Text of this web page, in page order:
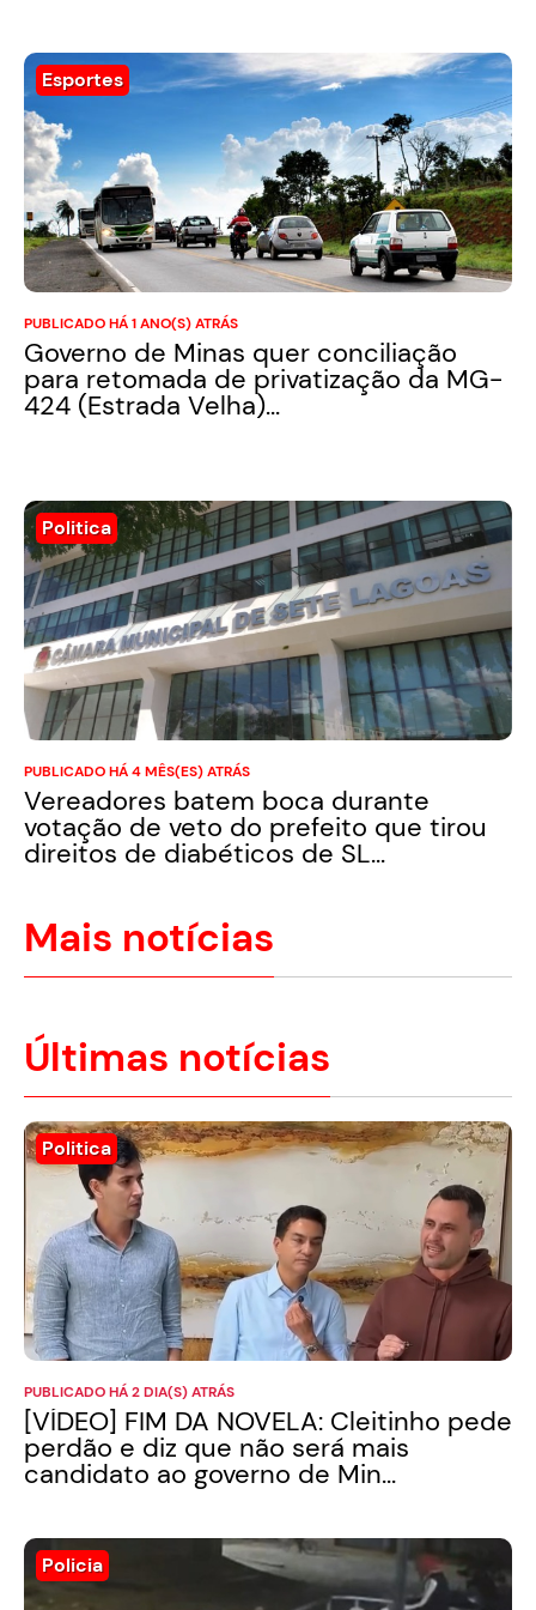
Esportes
PUBLICADO HÁ 1 ANO(S) ATRÁS
Governo de Minas quer conciliação
para retomada de privatização da MG-
424 (Estrada Velha)...
Politica
PUBLICADO HÁ 4 MÊS(ES) ATRÁS
Vereadores batem boca durante
votação de veto do prefeito que tirou
direitos de diabéticos de SL...
Mais notícias
Últimas notícias
Politica
PUBLICADO HÁ 2 DIA(S) ATRÁS
[VÍDEO] FIM DA NOVELA: Cleitinho pede
perdão e diz que não será mais
candidato ao governo de Min...
Policia